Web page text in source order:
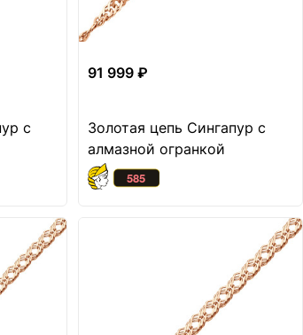
с
91 999 ₽
Золотая цепь Сингапур с
алмазной огранкой